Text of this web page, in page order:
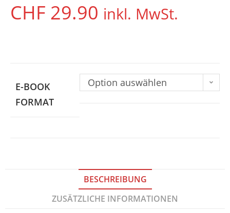
CHF 29.90 inkl. MwSt.
E-BOOK
FORMAT
Option auswählen
BESCHREIBUNG
ZUSÄTZLICHE INFORMATIONEN